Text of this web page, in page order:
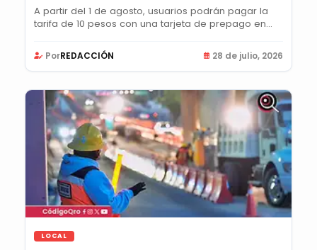
A partir del 1 de agosto, usuarios podrán pagar la
tarifa de 10 pesos con una tarjeta de prepago en...
PorREDACCIÓN 28 de julio, 2026
LOCAL